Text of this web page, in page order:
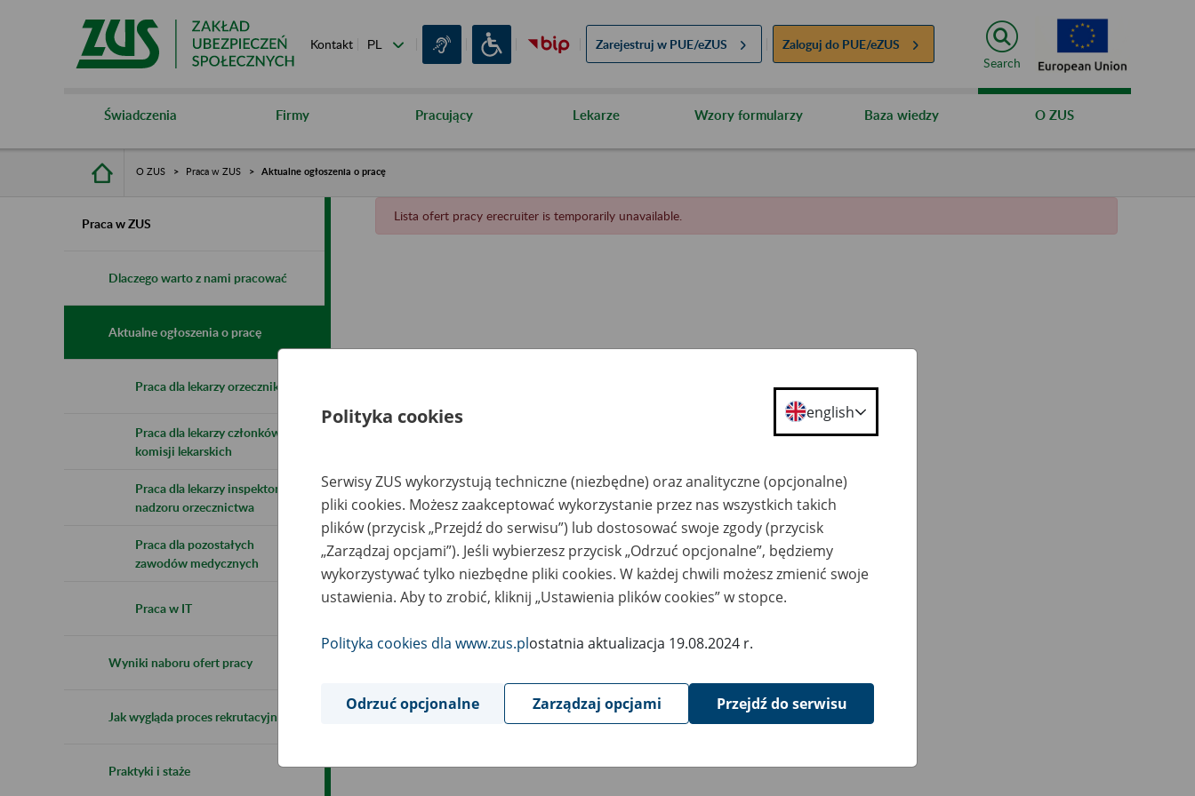
Kontakt Zarejestruj w PUE/eZUS Zaloguj do PUE/eZUS
Search
Świadczenia Firmy Pracujący Lekarze Wzory formularzy Baza wiedzy O ZUS
O ZUS Praca w ZUS Aktualne ogłoszenia o pracę
Praca w ZUS
Dlaczego warto z nami pracować
Aktualne ogłoszenia o pracę
Praca dla lekarzy orzeczników
Praca dla lekarzy członków
komisji lekarskich
Praca dla lekarzy inspektorów
nadzoru orzecznictwa
Praca dla pozostałych
zawodów medycznych
Praca w IT
Wyniki naboru ofert pracy
Jak wygląda proces rekrutacyjny
Praktyki i staże
Lista ofert pracy erecruiter is temporarily unavailable.
Polityka cookies english
Serwisy ZUS wykorzystują techniczne (niezbędne) oraz analityczne (opcjonalne)
pliki cookies. Możesz zaakceptować wykorzystanie przez nas wszystkich takich
plików (przycisk „Przejdź do serwisu”) lub dostosować swoje zgody (przycisk
„Zarządzaj opcjami”). Jeśli wybierzesz przycisk „Odrzuć opcjonalne”, będziemy
wykorzystywać tylko niezbędne pliki cookies. W każdej chwili możesz zmienić swoje
ustawienia. Aby to zrobić, kliknij „Ustawienia plików cookies” w stopce.
Polityka cookies dla www.zus.plostatnia aktualizacja 19.08.2024 r.
Odrzuć opcjonalne Zarządzaj opcjami Przejdź do serwisu